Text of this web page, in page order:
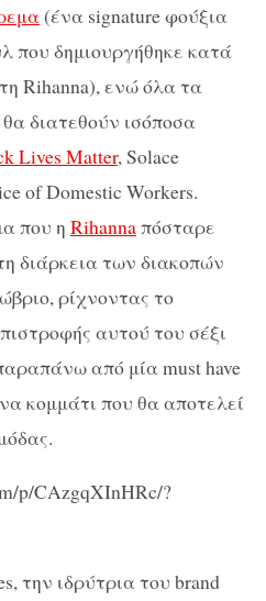
(ένα signature φούξια
που δημιουργήθηκε κατά
Rihanna), ενώ όλα τα
διατεθούν ισόποσα
Lives Matter, Solace
of Domestic Workers.
που η Rihannaπόσταρε
διάρκεια των διακοπών
ρίχνοντας το
αυτού του σέξι
από μία must have
κομμάτι που θα αποτελεί
p/CAzgqXInHRc/?
την ιδρύτρια του brand